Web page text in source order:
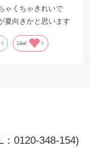
ゃくちゃきれいで
夏向きかと思います
0 Like! 0
0120-348-154)